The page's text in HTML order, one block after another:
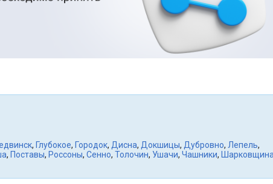
, Глубокое, Городок, Дисна, Докшицы, Дубровно, Лепель,
, Поставы, Россоны, Сенно, Толочин, Ушачи, Чашники,